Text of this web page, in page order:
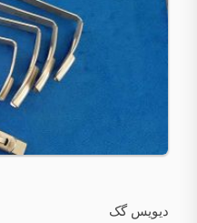
دیویس گک